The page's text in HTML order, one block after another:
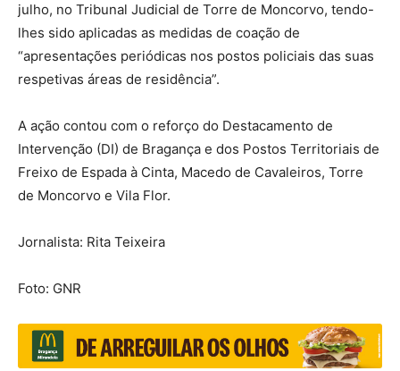
julho, no Tribunal Judicial de Torre de Moncorvo, tendo-
lhes sido aplicadas as medidas de coação de
“apresentações periódicas nos postos policiais das suas
respetivas áreas de residência”.
A ação contou com o reforço do Destacamento de
Intervenção (DI) de Bragança e dos Postos Territoriais de
Freixo de Espada à Cinta, Macedo de Cavaleiros, Torre
de Moncorvo e Vila Flor.
Jornalista: Rita Teixeira
Foto: GNR